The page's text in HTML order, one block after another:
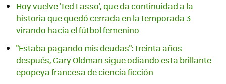
Hoy vuelve 'Ted Lasso', que da continuidad a la
historia que quedó cerrada en la temporada 3
virando hacia el fútbol femenino
"Estaba pagando mis deudas": treinta años
después, Gary Oldman sigue odiando esta brillante
epopeya francesa de ciencia ficción